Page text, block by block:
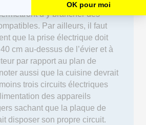
C et E. Le cas échéant, des
d’y brancher des
Par ailleurs, il faut
que la prise électrique doit
cm au-dessus de l’évier et à
par rapport au plan de
aussi que la cuisine devrait
trois circuits électriques
des appareils
sachant que la plaque de
disposer son propre circuit.